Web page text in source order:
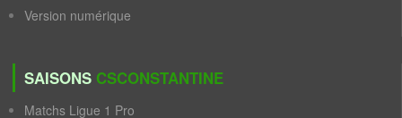
Version numérique
SAISONS CSCONSTANTINE
Matchs Ligue 1 Pro